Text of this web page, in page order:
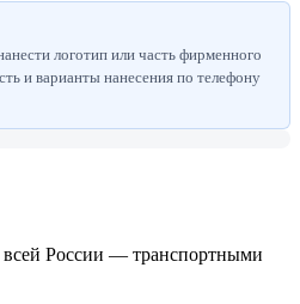
логотип или часть фирменного
и варианты нанесения по телефону
всей России — транспортными